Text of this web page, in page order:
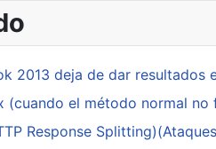
2013 deja de dar resultados
(cuando el método normal no
Response